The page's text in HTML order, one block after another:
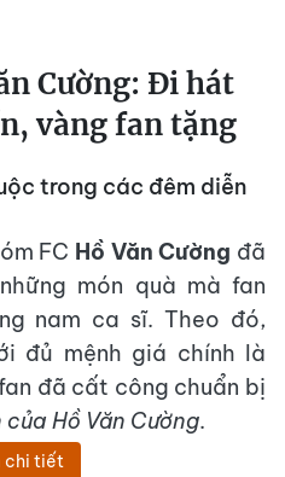
Cường: Đi hát
vàng fan tặng
trong các đêm diễn
FC Hồ Văn Cường đã
món quà mà fan
nam ca sĩ. Theo đó,
đủ mệnh giá chính là
đã cất công chuẩn bị
của Hồ Văn Cường.
chi tiết